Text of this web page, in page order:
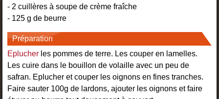
- 2 cuillères à soupe de crème fraîche
- 125 g de beurre
Préparation
Eplucher les pommes de terre. Les couper en lamelles.
Les cuire dans le bouillon de volaille avec un peu de
safran. Eplucher et couper les oignons en fines tranches.
Faire sauter 100g de lardons, ajouter les oignons et faire